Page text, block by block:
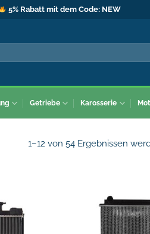
5% Rabatt mit dem Code: NEW
Getriebe Karosserie
1–12 von 54 Ergebnissen